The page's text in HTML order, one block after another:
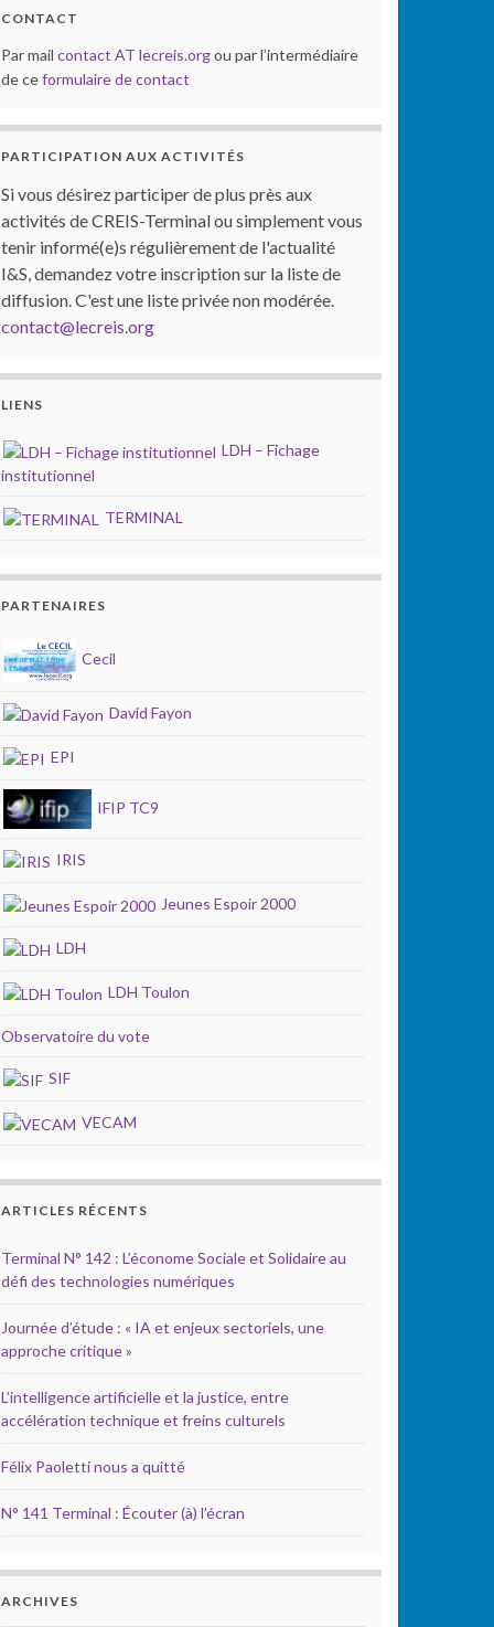
CONTACT
Par mail contact AT lecreis.orgou par l’intermédiaire
de ceformulaire de contact
PARTICIPATION AUX ACTIVITÉS
Si vous désirez participer de plus près aux
activités de CREIS-Terminal ou simplement vous
tenir informé(e)s régulièrement de l'actualité
I&S, demandez votre inscription sur la liste de
diffusion. C'est une liste privée non modérée.
contact@lecreis.org
LIENS
LDH – Fichage
institutionnel
TERMINAL
PARTENAIRES
Cecil
David Fayon
EPI
IFIP TC9
IRIS
Jeunes Espoir 2000
LDH
LDH Toulon
Observatoire du vote
SIF
VECAM
ARTICLES RÉCENTS
Terminal N° 142 : L’économe Sociale et Solidaire au
défi des technologies numériques
Journée d’étude : « IA et enjeux sectoriels, une
approche critique »
L’intelligence artificielle et la justice, entre
accélération technique et freins culturels
Félix Paoletti nous a quitté
N° 141 Terminal : Écouter (à) l’écran
ARCHIVES